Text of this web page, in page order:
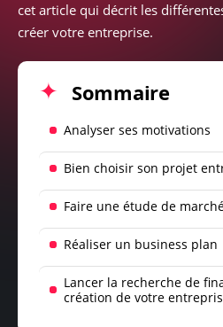
cet article qui décrit les
créer votre entreprise.
Sommaire
Analyser ses motivations
Bien choisir son projet
Faire une étude de
Réaliser un business plan
Lancer la recherche de
création de votre